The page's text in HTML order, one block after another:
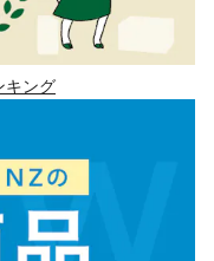
キング